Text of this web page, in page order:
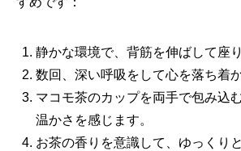
静かな環境で、背筋を伸ばして座り
数回、深い呼吸をして心を落ち着
マコモ茶のカップを両手で包み込
温かさを感じます。
お茶の香りを意識して、ゆっくり